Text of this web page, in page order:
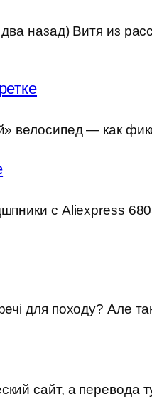
назад) Витя из
велосипед — как
с Aliexpress
для походу? Але
сайт, а